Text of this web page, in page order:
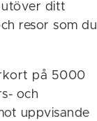
utöver ditt
resor som du
på 5000
och
uppvisande